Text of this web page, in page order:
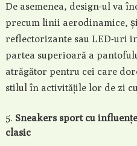
De asemenea, design-ul va
precum linii aerodinamice,
reflectorizante sau LED-uri
partea superioară a
atrăgător pentru cei care
stilul în activitățile lor de zi
Sneakers sport cu
clasic